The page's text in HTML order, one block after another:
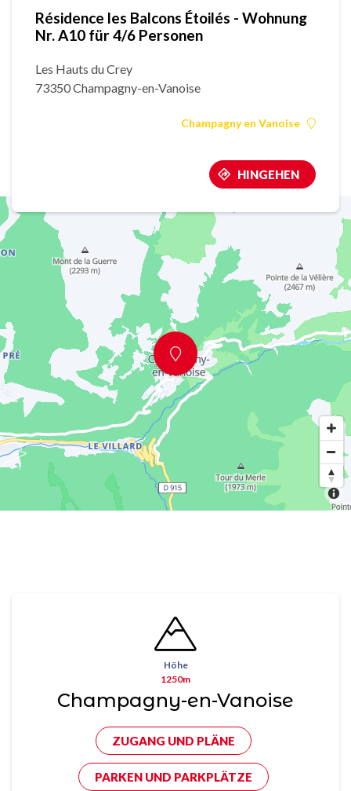
Résidence les Balcons Étoilés - Wohnung
Nr. A10 für 4/6 Personen
Les Hauts du Crey
73350 Champagny-en-Vanoise
Champagny en Vanoise
HINGEHEN
Höhe
1250m
Champagny-en-Vanoise
ZUGANG UND PLÄNE
PARKEN UND PARKPLÄTZE